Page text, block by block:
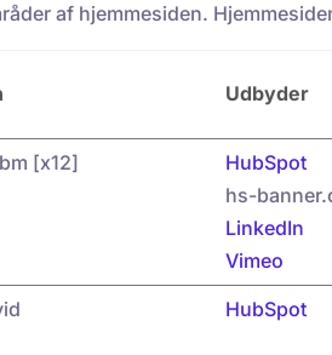
af hjemmesiden.
Udbyder
[x12]
HubSpot
hs-
LinkedIn
Vimeo
HubSpot